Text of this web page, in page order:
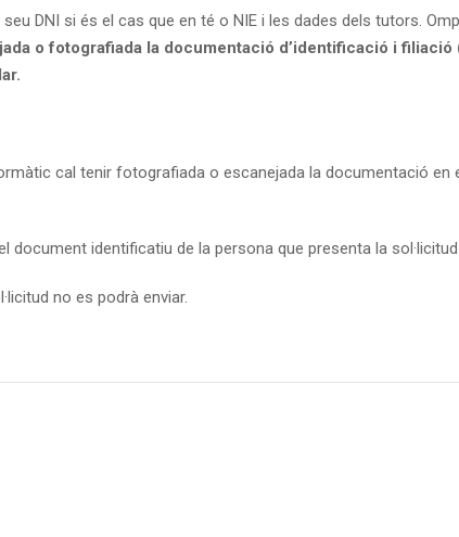
DNI si és el cas que en té o NIE i les dades dels tutors.
o fotografiada la documentació d’identificació i
cal tenir fotografiada o escanejada la documentació en
document identificatiu de la persona que presenta la
no es podrà enviar.